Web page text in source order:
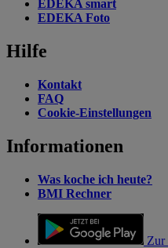
EDEKA smart
EDEKA Foto
Hilfe
Kontakt
FAQ
Cookie-Einstellungen
Informationen
Was koche ich heute?
BMI Rechner
Zur